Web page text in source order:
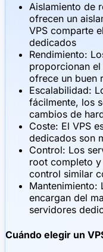
Aislamiento de
ofrecen un
VPS comparte
dedicados
Rendimiento:
proporcionan
ofrece un buen
Escalabilidad:
fácilmente, los
cambios de
Coste: El VPS
dedicados son
Control: Los
root completo
control similar
Mantenimiento:
encargan del
servidores
Cuándo elegir un